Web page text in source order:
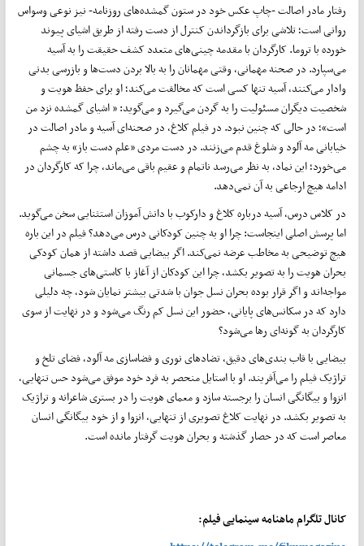
رفتار مادر اصالت -چاپ عکس خود در ستون گمشده‌های روزنامه- نیز نوعی وسواس
روانی است؛ تلاشی برای بازگرداندن کنترل از دست رفته از طریق اشیای پیوند
خورده با تروما. کارگردان با مقدمه چینی‌های متعدد کشف حقیقت را به آسیه
می‌سپارد. در صحنه مهمانی، وقتی مهمانان را به بالا بردن دست‌ها و بازرسی بدنی
وادار می‌کنند، آسیه تنها کسی است که مخالفت می‌کند؛ او برای حفظ هویت و
شخصیت دیگران مسئولیت را به گردن می‌گیرد و می‌گوید: « اشیای گمشده نزد من
است»؛ در حالی که چنین نبود. در فیلم کلاغ، در صحنه‌ای آسیه و مادر اصالت در
خیابانی مه آلود و شلوغ قدم می‌زنند. در دست مردی «علم دست باز» به چشم
می‌خورد؛ این نماد، به نظر می‌رسد ناتمام و عقیم باقی می‌ماند، چرا که کارگردان در
ادامه هیچ ارجاعی به آن نمی‌دهد.
در کلاس درس، آسیه درباره کلاغ و دارکوب با دانش آموزان استثنایی سخن می‌گوید.
اما پرسش اصلی اینجاست: چرا او به چنین کودکانی درس می‌دهد؟ فیلم در این باره
هیچ توضیحی به مخاطب عرضه نمی‌کند. اگر بیضایی قصد داشته از همان کودکی
بحران هویت را به تصویر بکشد، چرا این کودکان از آغاز با کاستی‌های جسمانی
مواجه‌اند و اگر قرار بوده بحران نسل جوان با شدتی بیشتر نمایان شود، چه دلیلی
دارد که در سکانس‌های پایانی، حضور این نسل کم رنگ می‌شود و در نهایت از سوی
کارگردان به گونه‌ای رها می‌شود؟
بیضایی با قاب بندی‌های دقیق، تضادهای نوری و فضاسازی مه آلود، فضای تلخ و
تراژیک فیلم را می‌آفریند. او با استایل منحصر به فرد خود موفق می‌شود حس تنهایی،
انزوا و بیگانگی انسان را برجسته سازد و معمای هویت را در بستری شاعرانه و تراژیک
به تصویر بکشد. در نهایت کلاغ تصویری از تنهایی، انزوا و از خود بیگانگی انسان
معاصر است که در حصار گذشته و بحران هویت گرفتار مانده است.
کانال تلگرام ماهنامه سینمایی فیلم: